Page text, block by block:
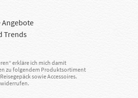
Angebote
Trends
erkläre ich mich damit
zu folgendem Produktsortiment
sowie Accessoires.